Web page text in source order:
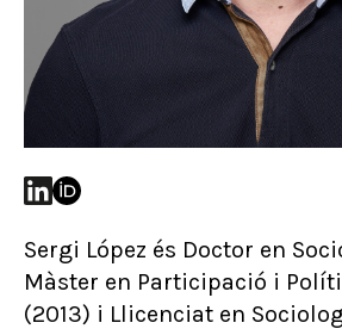
Sergi López és Doctor en
Màster en Participació i
(2013) i Llicenciat en